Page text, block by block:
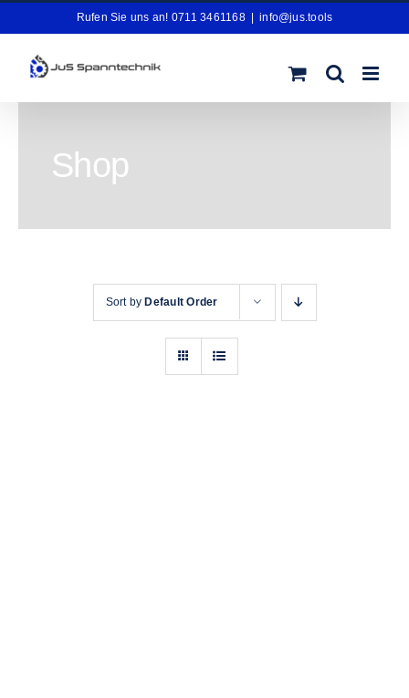
Inhalt
springen
Rufen Sie uns an! 0711 3461168 info@jus.tools
Shop
Sort by Default Order